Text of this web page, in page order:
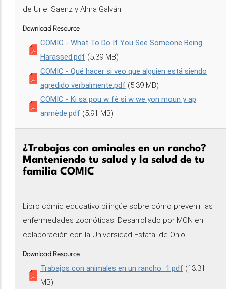
de Uriel Saenz y Alma Galván
Download Resource
COMIC - What To Do If You See Someone Being
Harassed.pdf (5.39 MB)
COMIC - Qué hacer si veo que alguien está siendo
agredido verbalmente.pdf (5.39 MB)
COMIC - Ki sa pou w fè si w we yon moun y ap
anmède.pdf (5.91 MB)
¿Trabajas con aminales en un rancho?
Manteniendo tu salud y la salud de tu
familia COMIC
Libro cómic educativo bilingüe sobre cómo prevenir las
enfermedades zoonóticas. Desarrollado por MCN en
colaboración con la Universidad Estatal de Ohio.
Download Resource
Trabajos con animales en un rancho_1.pdf (13.31
MB)